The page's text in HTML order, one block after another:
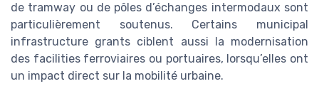
de tramway ou de pôles d’échanges intermodaux sont
particulièrement soutenus. Certains municipal
infrastructure grants ciblent aussi la modernisation
des facilities ferroviaires ou portuaires, lorsqu’elles ont
un impact direct sur la mobilité urbaine.